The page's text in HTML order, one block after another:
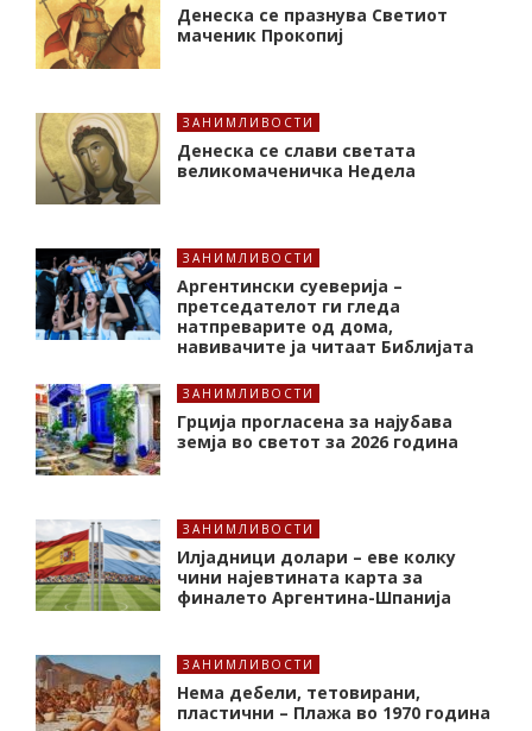
Денеска се празнува Светиот
маченик Прокопиј
ЗАНИМЛИВОСТИ
Денеска се слави светата
великомаченичка Недела
ЗАНИМЛИВОСТИ
Аргентински суеверија –
претседателот ги гледа
натпреварите од дома,
навивачите ја читаат Библијата
ЗАНИМЛИВОСТИ
Грција прогласена за најубава
земја во светот за 2026 година
ЗАНИМЛИВОСТИ
Илјадници долари – еве колку
чини најевтината карта за
финалето Аргентина-Шпанија
ЗАНИМЛИВОСТИ
Нема дебели, тетовирани,
пластични – Плажа во 1970 година